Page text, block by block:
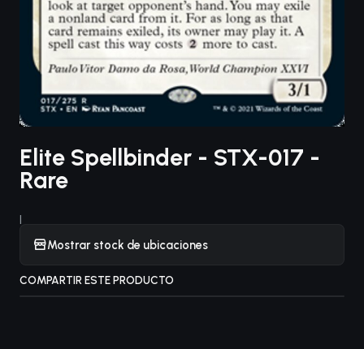
Elite Spellbinder - STX-017 -
Rare
|
Mostrar stock de ubicaciones
COMPARTIR ESTE PRODUCTO